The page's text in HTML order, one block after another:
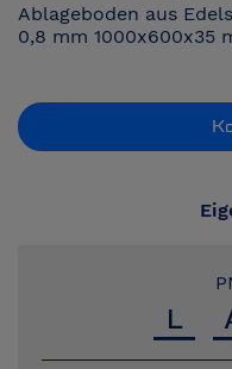
Ablageboden aus
0,8 mm 1000x600x35